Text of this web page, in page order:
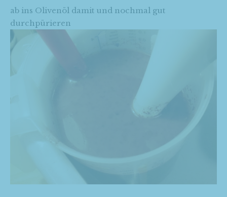
ab ins Olivenöl damit und nochmal gut
durchpürieren